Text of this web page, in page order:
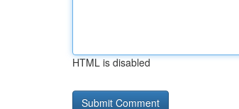
HTML is disabled